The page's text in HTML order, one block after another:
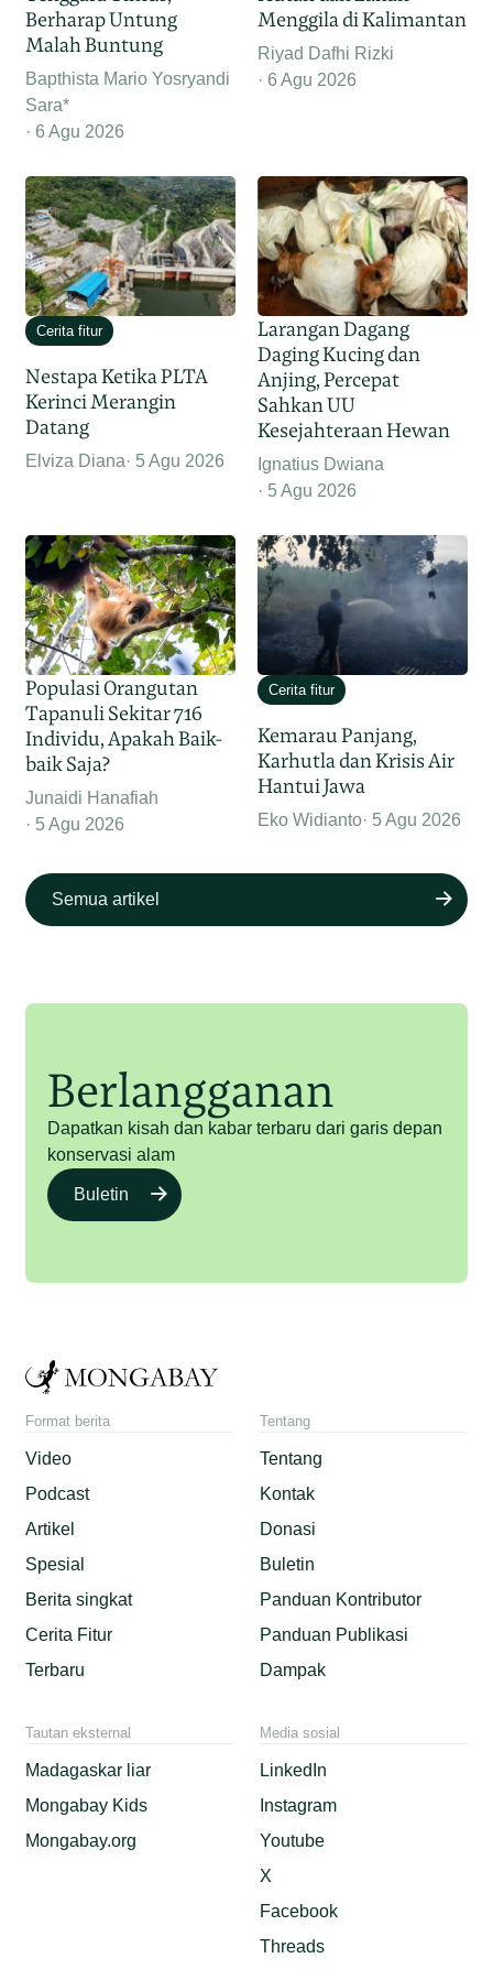
Berharap Untung
Malah Buntung
Bapthista Mario Yosryandi
Sara*
6 Agu 2026
Menggila di Kalimantan
Riyad Dafhi Rizki
6 Agu 2026
Cerita fitur
Nestapa Ketika PLTA
Kerinci Merangin
Datang
Elviza Diana 5 Agu 2026
Larangan Dagang
Daging Kucing dan
Anjing, Percepat
Sahkan UU
Kesejahteraan Hewan
Ignatius Dwiana
5 Agu 2026
Populasi Orangutan
Tapanuli Sekitar 716
Individu, Apakah Baik-
baik Saja?
Junaidi Hanafiah
5 Agu 2026
Cerita fitur
Kemarau Panjang,
Karhutla dan Krisis Air
Hantui Jawa
Eko Widianto 5 Agu 2026
Semua artikel
Berlangganan
Dapatkan kisah dan kabar terbaru dari garis depan
konservasi alam
Buletin
Format berita
Video
Podcast
Artikel
Spesial
Berita singkat
Cerita Fitur
Terbaru
Tentang
Tentang
Kontak
Donasi
Buletin
Panduan Kontributor
Panduan Publikasi
Dampak
Tautan eksternal
Madagaskar liar
Mongabay Kids
Mongabay.org
Media sosial
LinkedIn
Instagram
Youtube
X
Facebook
Threads